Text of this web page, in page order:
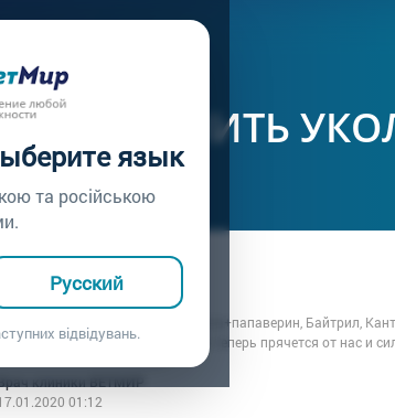
язык
та російською
Русский
відвідувань.
ЗАМЕНИТЬ
01:12
назначили такие уколы: но шпа+папаверин, Байтрил,
Кололи дома 5 дней, кошка теперь прячется от нас и
клиники ВЕТМИР
01:12